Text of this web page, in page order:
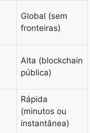
Global (sem
fronteiras)
Alta (blockchain
pública)
Rápida
(minutos ou
instantânea)